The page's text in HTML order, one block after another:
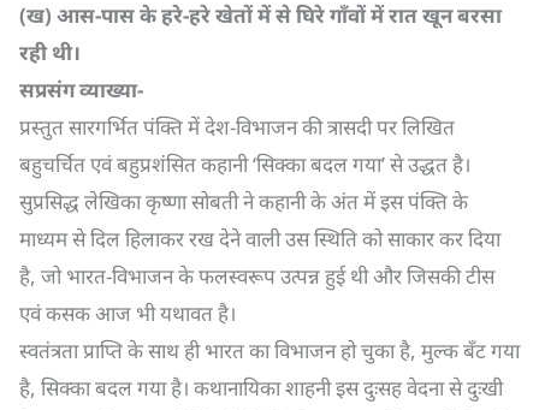
(ख) आस-पास के हरे-हरे खेतों में से घिरे गाँवों में रात खून बरसा
रही थी।
सप्रसंग व्याख्या-
प्रस्तुत सारगर्भित पंक्ति में देश-विभाजन की त्रासदी पर लिखित
बहुचर्चित एवं बहुप्रशंसित कहानी ‘सिक्का बदल गया’ से उद्धत है।
सुप्रसिद्ध लेखिका कृष्णा सोबती ने कहानी के अंत में इस पंक्ति के
माध्यम से दिल हिलाकर रख देने वाली उस स्थिति को साकार कर दिया
है, जो भारत-विभाजन के फलस्वरूप उत्पन्न हुई थी और जिसकी टीस
एवं कसक आज भी यथावत है।
स्वतंत्रता प्राप्ति के साथ ही भारत का विभाजन हो चुका है, मुल्क बँट गया
है, सिक्का बदल गया है। कथानायिका शाहनी इस दुःसह वेदना से दुःखी